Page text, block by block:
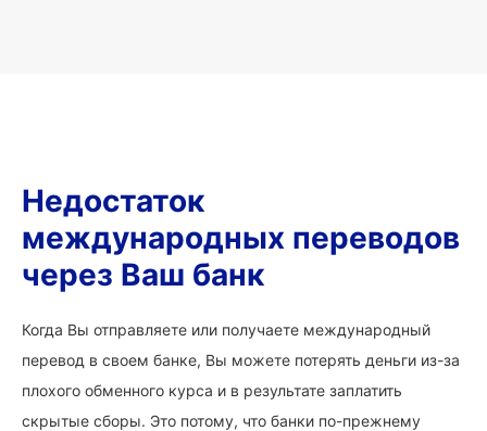
Недостаток
международных переводов
через Ваш банк
Когда Вы отправляете или получаете международный
перевод в своем банке, Вы можете потерять деньги из-за
плохого обменного курса и в результате заплатить
скрытые сборы. Это потому, что банки по-прежнему